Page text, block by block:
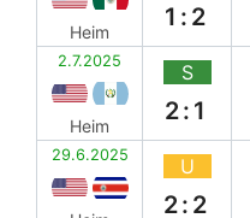
Heim
1:2
2.7.2025
Heim
S
2:1
29.6.2025 U
2:2